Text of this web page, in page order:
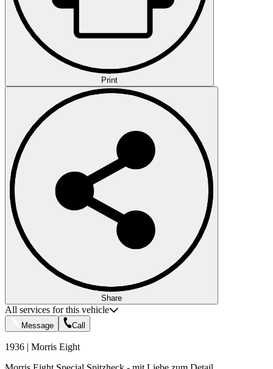
Print
Share
All services for this vehicle
Message Call
1936 | Morris Eight